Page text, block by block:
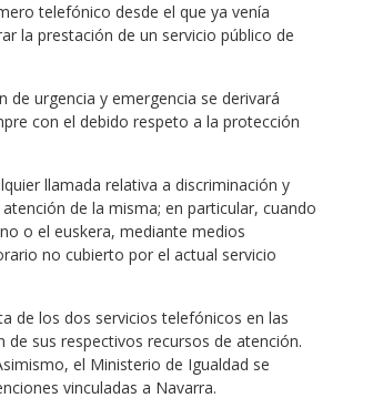
telefónico desde el que ya venía
la prestación de un servicio público de
de urgencia y emergencia se derivará
con el debido respeto a la protección
llamada relativa a discriminación y
de la misma; en particular, cuando
o el euskera, mediante medios
no cubierto por el actual servicio
de los dos servicios telefónicos en las
sus respectivos recursos de atención.
el Ministerio de Igualdad se
vinculadas a Navarra.